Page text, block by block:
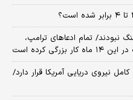
نبودند/ تمام ادعاهای ترامپ،
کرده است
نیروی دریایی آمریکا قرار دارد/